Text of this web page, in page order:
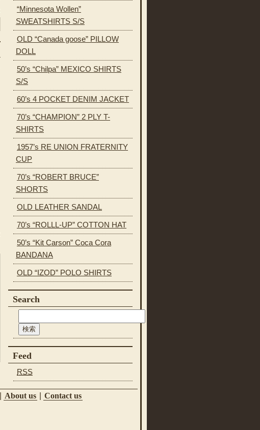
“Minnesota Wollen”
SWEATSHIRTS S/S
OLD “Canada goose” PILLOW
DOLL
50’s “Chilpa” MEXICO SHIRTS
S/S
60’s 4 POCKET DENIM JACKET
70’s “CHAMPION” 2 PLY T-
SHIRTS
1957’s RE UNION FRATERNITY
CUP
70’s “ROBERT BRUCE”
SHORTS
OLD LEATHER SANDAL
70’s “ROLLL-UP” COTTON HAT
50’s “Kit Carson” Coca Cora
BANDANA
OLD “IZOD” POLO SHIRTS
Search
Feed
RSS
About us Contact us